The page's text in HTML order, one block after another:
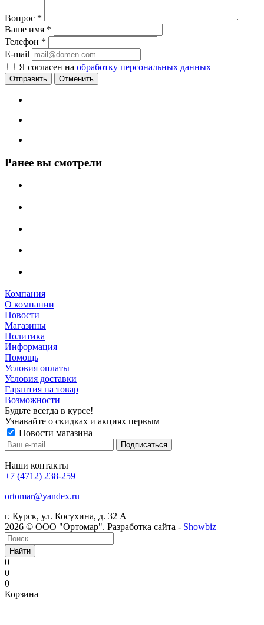
Вопрос *
Ваше имя *
Телефон *
E-mail
Я согласен на обработку персональных данных
Отменить
Ранее вы смотрели
Компания
О компании
Новости
Магазины
Политика
Информация
Помощь
Условия оплаты
Условия доставки
Гарантия на товар
Возможности
Будьте всегда в курсе!
Узнавайте о скидках и акциях первым
Новости магазина
Наши контакты
+7 (4712) 238-259
ortomar@yandex.ru
г. Курск, ул. Косухина, д. 32 А
2026 © ООО "Ортомар". Разработка сайта - Showbiz
Найти
0
0
0
Корзина